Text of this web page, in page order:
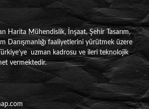
Harita Mühendislik, İnşaat, Şehir Tasarım,
Danışmanlığı faaliyetlerini yürütmek üzere
uzman kadrosu ve ileri teknolojik
vermektedir.